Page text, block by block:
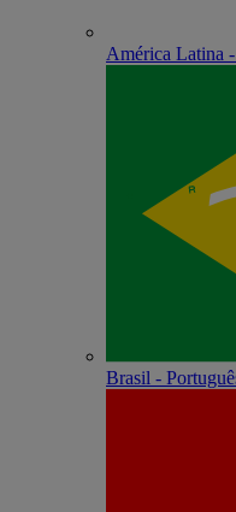
América Latina
Brasil -